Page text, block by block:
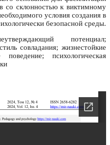
со склонностью к виктимному
условия создания в
безопасной среды.
потенциал;
совладания; жизнестойкие
поведение; психологическая